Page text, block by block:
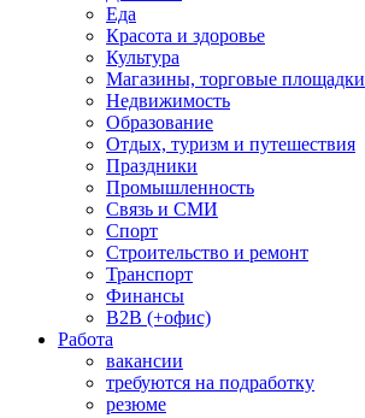
Еда
Красота и здоровье
Культура
Магазины, торговые площадки
Недвижимость
Образование
Отдых, туризм и путешествия
Праздники
Промышленность
Связь и СМИ
Спорт
Строительство и ремонт
Транспорт
Финансы
B2B (+офис)
Работа
вакансии
требуются на подработку
резюме